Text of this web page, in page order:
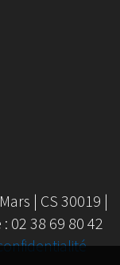
| CS 30019 |
02 38 69 80 42